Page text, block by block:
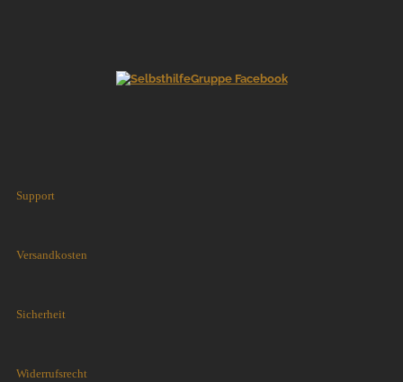
Support
Versandkosten
Sicherheit
Widerrufsrecht